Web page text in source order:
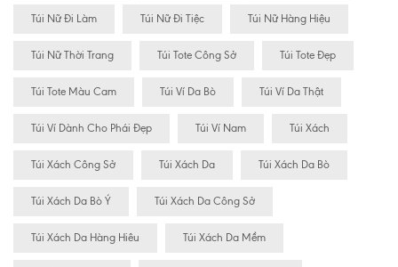
Túi Nữ Đi Làm Túi Nữ Đi Tiệc Túi Nữ Hàng Hiệu
Túi Nữ Thời Trang Túi Tote Công Sở Túi Tote Đẹp
Túi Tote Màu Cam Túi Ví Da Bò Túi Ví Da Thật
Túi Ví Dành Cho Phái Đẹp Túi Ví Nam Túi Xách
Túi Xách Công Sở Túi Xách Da Túi Xách Da Bò
Túi Xách Da Bò Ý Túi Xách Da Công Sở
Túi Xách Da Hàng Hiêu Túi Xách Da Mềm